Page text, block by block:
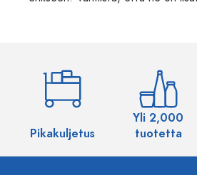
Pikakuljetus
Yli 2,000
tuotetta